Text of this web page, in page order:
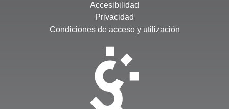
Accesibilidad
Privacidad
Condiciones de acceso y utilización